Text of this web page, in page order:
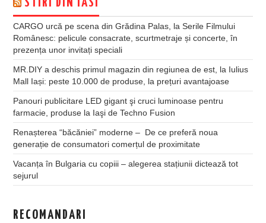
STIRI DIN IASI
CARGO urcă pe scena din Grădina Palas, la Serile Filmului
Românesc: pelicule consacrate, scurtmetraje și concerte, în
prezența unor invitați speciali
MR.DIY a deschis primul magazin din regiunea de est, la Iulius
Mall Iași: peste 10.000 de produse, la prețuri avantajoase
Panouri publicitare LED gigant şi cruci luminoase pentru
farmacie, produse la Iaşi de Techno Fusion
Renașterea “băcăniei” moderne – De ce preferă noua
generație de consumatori comerțul de proximitate
Vacanța în Bulgaria cu copiii – alegerea stațiunii dictează tot
sejurul
RECOMANDARI